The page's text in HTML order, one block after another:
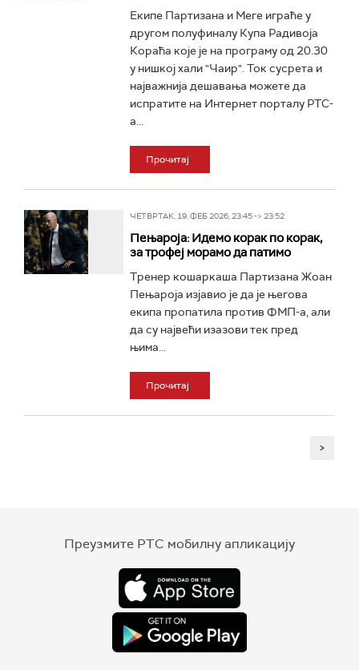
Екипе Партизана и Меге играће у
другом полуфиналу Купа Радивоја
Кораћа које је на програму од 20.30
у нишкој хали "Чаир". Ток сусрета и
најважнија дешавања можете да
испратите на Интернет порталу РТС-
а...
Прочитај
ЧЕТВРТАК, 19. ФЕБ 2026, 23:45 -> 23:52
Пењароја: Идемо корак по корак,
за трофеј морамо да патимо
Тренер кошаркаша Партизана Жоан
Пењароја изјавио је да је његова
екипа пропатила против ФМП-а, али
да су највећи изазови тек пред
њима...
Прочитај
>
Преузмите РТС мобилну апликацију